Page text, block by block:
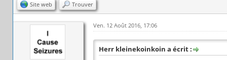
Site web Trouver
Ven. 12 Août 2016, 17:06
Herr kleinekoinkoin a écrit :